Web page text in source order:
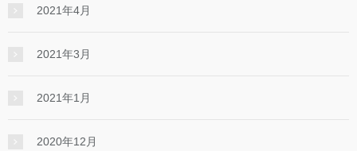
2021年4月
2021年3月
2021年1月
2020年12月